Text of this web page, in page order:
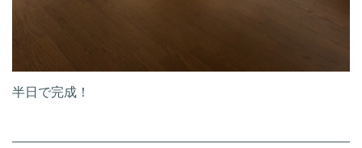
半日で完成！